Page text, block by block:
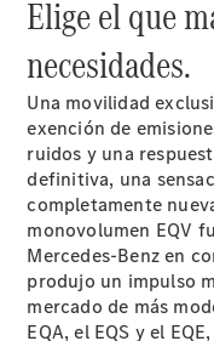
&
Centro
Integral
con el
-
Cliente
Elige el que
necesidades.
Una movilidad
exención de
ruidos y una
definitiva, una
completamente
monovolumen EQV
Mercedes-Benz en
produjo un impulso
mercado de más
EQA, el EQS y el